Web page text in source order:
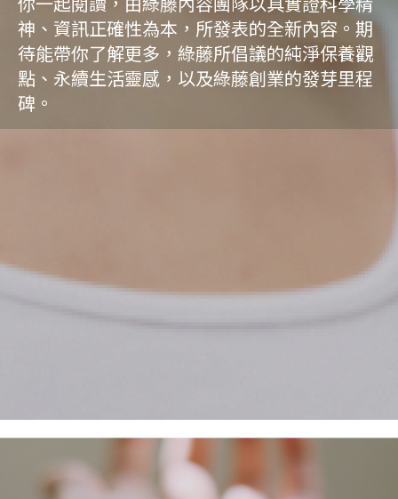
神、資訊正確性為本，所發表的全新內容。期
待能帶你了解更多，綠藤所倡議的純淨保養觀
點、永續生活靈感，以及綠藤創業的發芽里程
碑。